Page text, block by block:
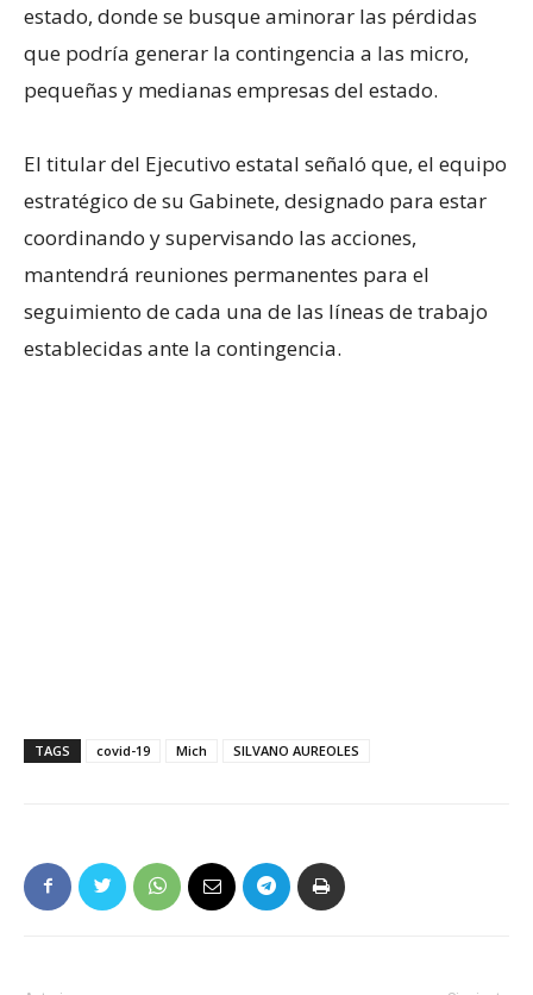
estado, donde se busque aminorar las pérdidas
que podría generar la contingencia a las micro,
pequeñas y medianas empresas del estado.
El titular del Ejecutivo estatal señaló que, el equipo
estratégico de su Gabinete, designado para estar
coordinando y supervisando las acciones,
mantendrá reuniones permanentes para el
seguimiento de cada una de las líneas de trabajo
establecidas ante la contingencia.
TAGS covid-19 Mich SILVANO AUREOLES